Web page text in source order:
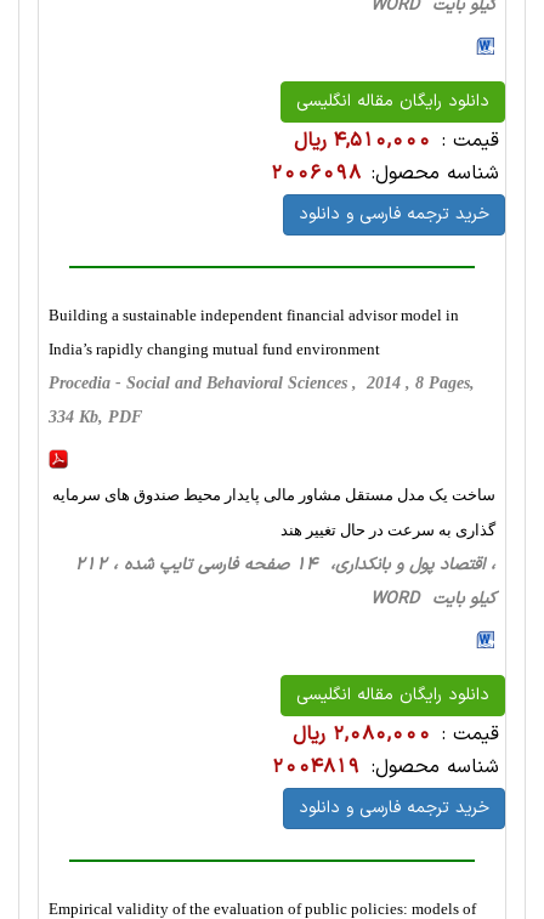
کیلو بایت WORD
دانلود رایگان مقاله انگلیسی
قیمت : 4,510,000 ریال
شناسه محصول: 2006098
خرید ترجمه فارسی و دانلود
Building a sustainable independent financial advisor model in
India’s rapidly changing mutual fund environment
Procedia - Social and Behavioral Sciences , 2014 , 8 Pages,
334 Kb, PDF
ساخت یک مدل مستقل مشاور مالی پایدار محیط صندوق های سرمایه
گذاری به سرعت در حال تغییر هند
، اقتصاد پول و بانکداری، 14 صفحه فارسی تایپ شده ، 212
کیلو بایت WORD
دانلود رایگان مقاله انگلیسی
قیمت : 2,080,000 ریال
شناسه محصول: 2004819
خرید ترجمه فارسی و دانلود
Empirical validity of the evaluation of public policies: models of